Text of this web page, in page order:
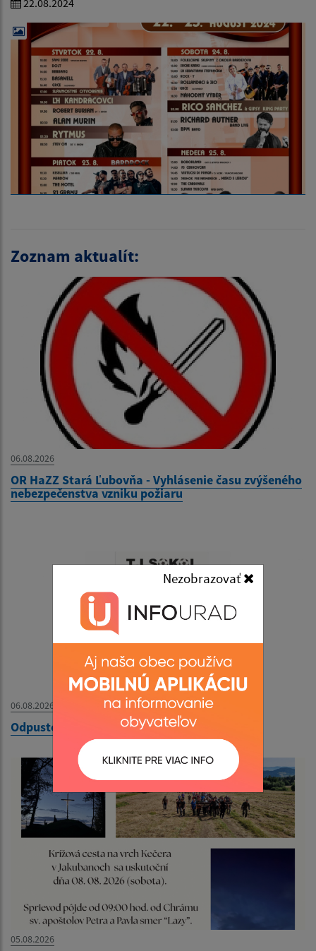
Nezobrazovať
Zoznam aktualít:
06.08.2026
OR HaZZ Stará Ľubovňa - Vyhlásenie času zvýšeného
nebezpečenstva vzniku požiaru
06.08.2026
Odpustový futbalový turnaj - 09. 08. 2026
05.08.2026